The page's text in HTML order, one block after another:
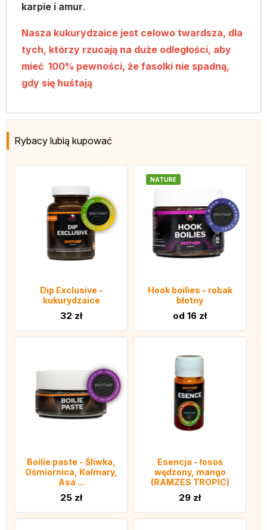
karpie i amur.
Nasza kukurydzaice jest celowo twardsza, dla
tych, którzy rzucają na duże odległości, aby
mieć 100% pewności, że fasolki nie spadną,
gdy się huśtają
Rybacy lubią kupować
Dip Exclusive -
kukurydzaice
32 zł
NATURE
Hook boilies - robak
błotny
od 16 zł
Boilie paste - Śliwka,
Ośmiornica, Kalmary,
Asa ...
25 zł
Esencja - łosoś
wędzony, mango
(RAMZES TROPIC)
29 zł